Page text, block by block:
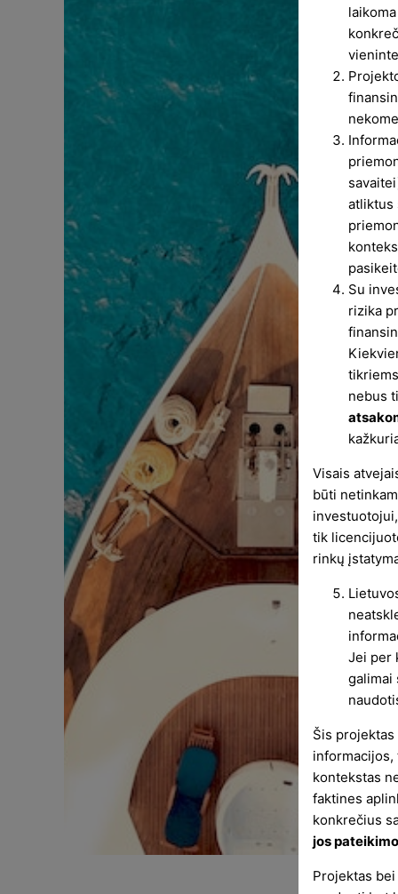
atliktus
Su
rizika
nebus
Visais
būti
tik
rinkų
Jei per
galimai
Šis
kontekstas
faktines
konkrečius
jos
Projektas